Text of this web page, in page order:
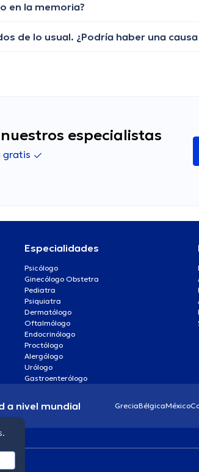
en la memoria?
de lo usual. ¿Podría haber una
especialistas
gratis
Especialidades
Psicólogo
Ginecólogo Obstetra
Pediatra
Psiquiatra
Dermatólogo
Oftalmólogo
Endocrinólogo
Proctólogo
Alergólogo
Urólogo
Gastroenterólogo
a nivel mundial GreciaBélgicaMéxico